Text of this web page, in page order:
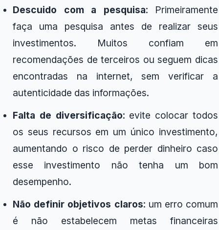
Descuido com a pesquisa: Primeiramente
faça uma pesquisa antes de realizar seus
investimentos. Muitos confiam em
recomendações de terceiros ou seguem dicas
encontradas na internet, sem verificar a
autenticidade das informações.
Falta de diversificação: evite colocar todos
os seus recursos em um único investimento,
aumentando o risco de perder dinheiro caso
esse investimento não tenha um bom
desempenho.
Não definir objetivos claros: um erro comum
é não estabelecem metas financeiras